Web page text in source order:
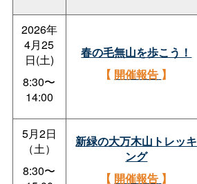
2026年
4月25
日(土)
8:30〜
14:00
春の毛無山を歩こう！
【 開催報告 】
5月2日
（土）
8:30〜
新緑の大万木山トレッキ
ング
【 開催報告 】